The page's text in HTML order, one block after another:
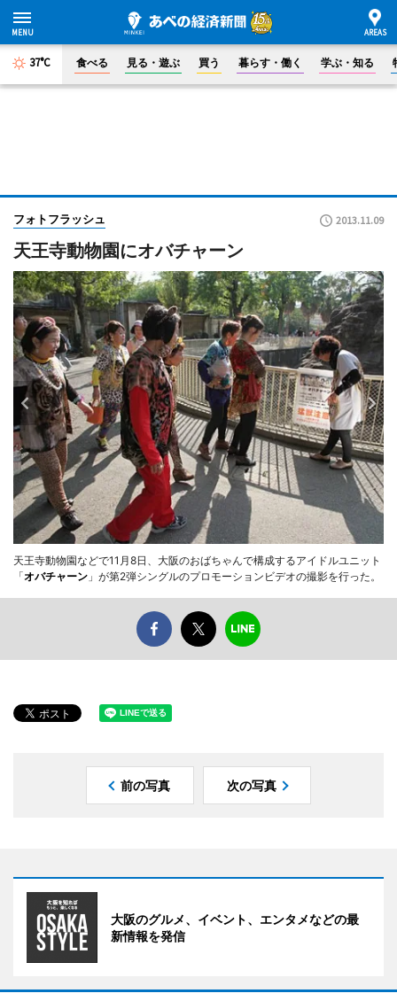
37°C 食べる 見る・遊ぶ 買う 暮らす・働く 学ぶ・知る
フォトフラッシュ 2013.11.09
天王寺動物園にオバチャーン
天王寺動物園などで11月8日、大阪のおばちゃんで構成するアイドルユニット
「オバチャーン 」が第2弾シングルのプロモーションビデオの撮影を行った。
前の写真 次の写真
大阪のグルメ、イベント、エンタメなどの最
新情報を発信